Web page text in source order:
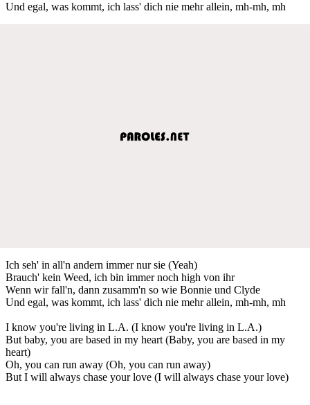
Und egal, was kommt, ich lass' dich nie mehr allein, mh-mh, mh
Ich seh' in all'n andern immer nur sie (Yeah)
Brauch' kein Weed, ich bin immer noch high von ihr
Wenn wir fall'n, dann zusamm'n so wie Bonnie und Clyde
Und egal, was kommt, ich lass' dich nie mehr allein, mh-mh, mh
I know you're living in L.A. (I know you're living in L.A.)
But baby, you are based in my heart (Baby, you are based in my
heart)
Oh, you can run away (Oh, you can run away)
But I will always chase your love (I will always chase your love)